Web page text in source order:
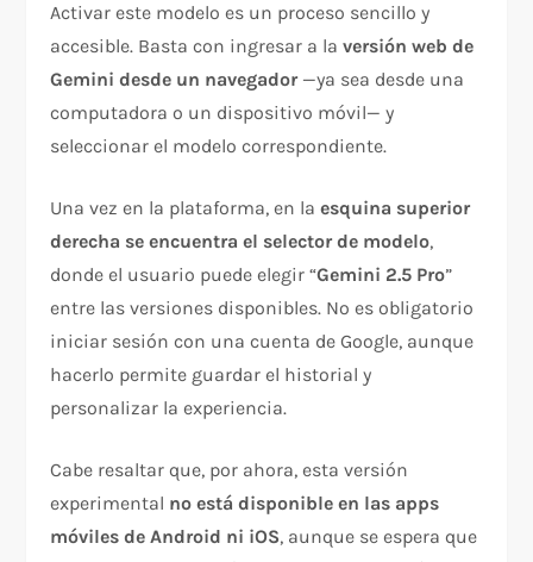
Activar este modelo es un proceso sencillo y
accesible. Basta con ingresar a laversión web de
Gemini desde un navegador—ya sea desde una
computadora o un dispositivo móvil— y
seleccionar el modelo correspondiente.
Una vez en la plataforma, en laesquina superior
derecha se encuentra el selector de modelo,
donde el usuario puede elegir “Gemini 2.5 Pro”
entre las versiones disponibles. No es obligatorio
iniciar sesión con una cuenta de Google, aunque
hacerlo permite guardar el historial y
personalizar la experiencia.
Cabe resaltar que, por ahora, esta versión
experimental no está disponible en las apps
móviles de Android ni iOS, aunque se espera que